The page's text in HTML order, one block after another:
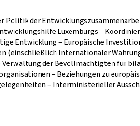
Politik der
Luxemburgs –
Entwicklung – Europäische
(einschließlich Internationaler
der Bevollmächtigten für
– Beziehungen zu
– Interministerieller